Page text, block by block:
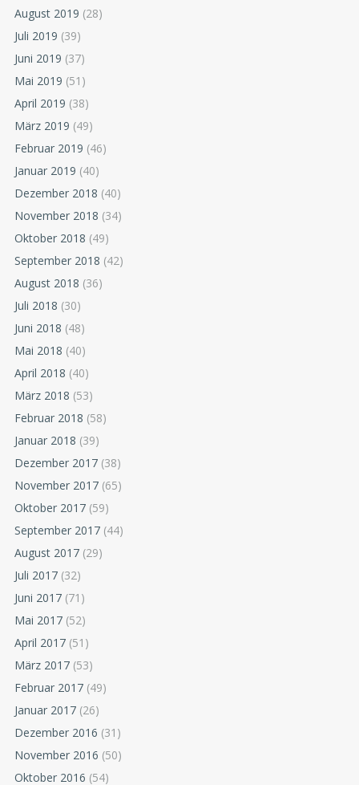
August 2019 (28)
Juli 2019 (39)
Juni 2019 (37)
Mai 2019 (51)
April 2019 (38)
März 2019 (49)
Februar 2019 (46)
Januar 2019 (40)
Dezember 2018 (40)
November 2018 (34)
Oktober 2018 (49)
September 2018 (42)
August 2018 (36)
Juli 2018 (30)
Juni 2018 (48)
Mai 2018 (40)
April 2018 (40)
März 2018 (53)
Februar 2018 (58)
Januar 2018 (39)
Dezember 2017 (38)
November 2017 (65)
Oktober 2017 (59)
September 2017 (44)
August 2017 (29)
Juli 2017 (32)
Juni 2017 (71)
Mai 2017 (52)
April 2017 (51)
März 2017 (53)
Februar 2017 (49)
Januar 2017 (26)
Dezember 2016 (31)
November 2016 (50)
Oktober 2016 (54)